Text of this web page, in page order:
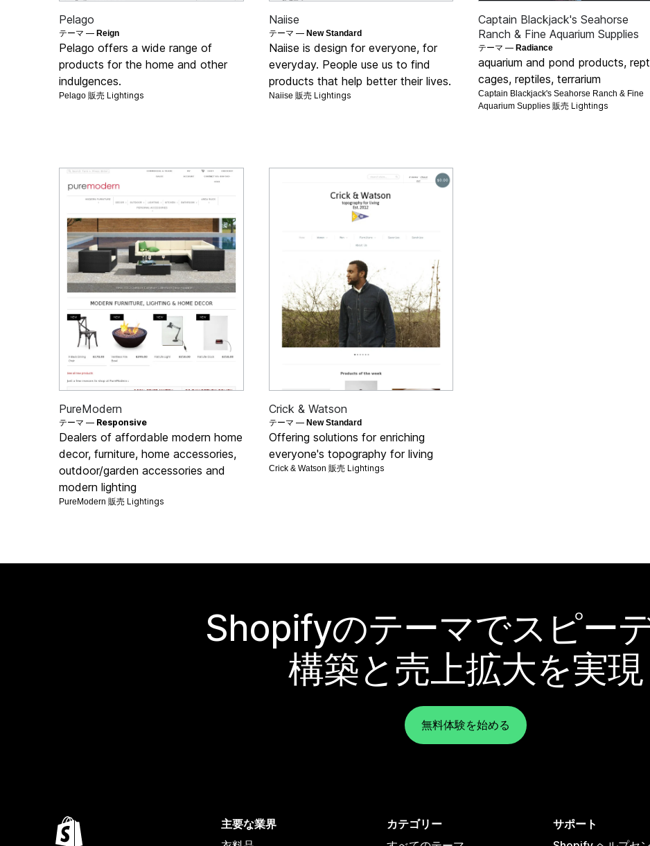
Pelago
テーマ —Reign
Pelago offers a wide range of
products for the home and other
indulgences.
Pelago 販売 Lightings
Naiise
テーマ — New Standard
Naiise is design for everyone, for
everyday. People use us to find
products that help better their lives.
Naiise 販売 Lightings
Captain Blackjack's Seahorse
Ranch & Fine Aquarium Supplies
テーマ — Radiance
aquarium and pond products,
cages, reptiles, terrarium
Captain Blackjack's Seahorse Ranch & Fine
Aquarium Supplies 販売 Lightings
PureModern
テーマ — Responsive
Dealers of affordable modern home
decor, furniture, home accessories,
outdoor/garden accessories and
modern lighting
PureModern 販売 Lightings
Crick & Watson
テーマ — New Standard
Offering solutions for enriching
everyone's topography for living
Crick & Watson 販売 Lightings
Shopifyのテーマでスピー
構築と売上拡大を実現
無料体験を始める
主要な業界
カテゴリー
サポート